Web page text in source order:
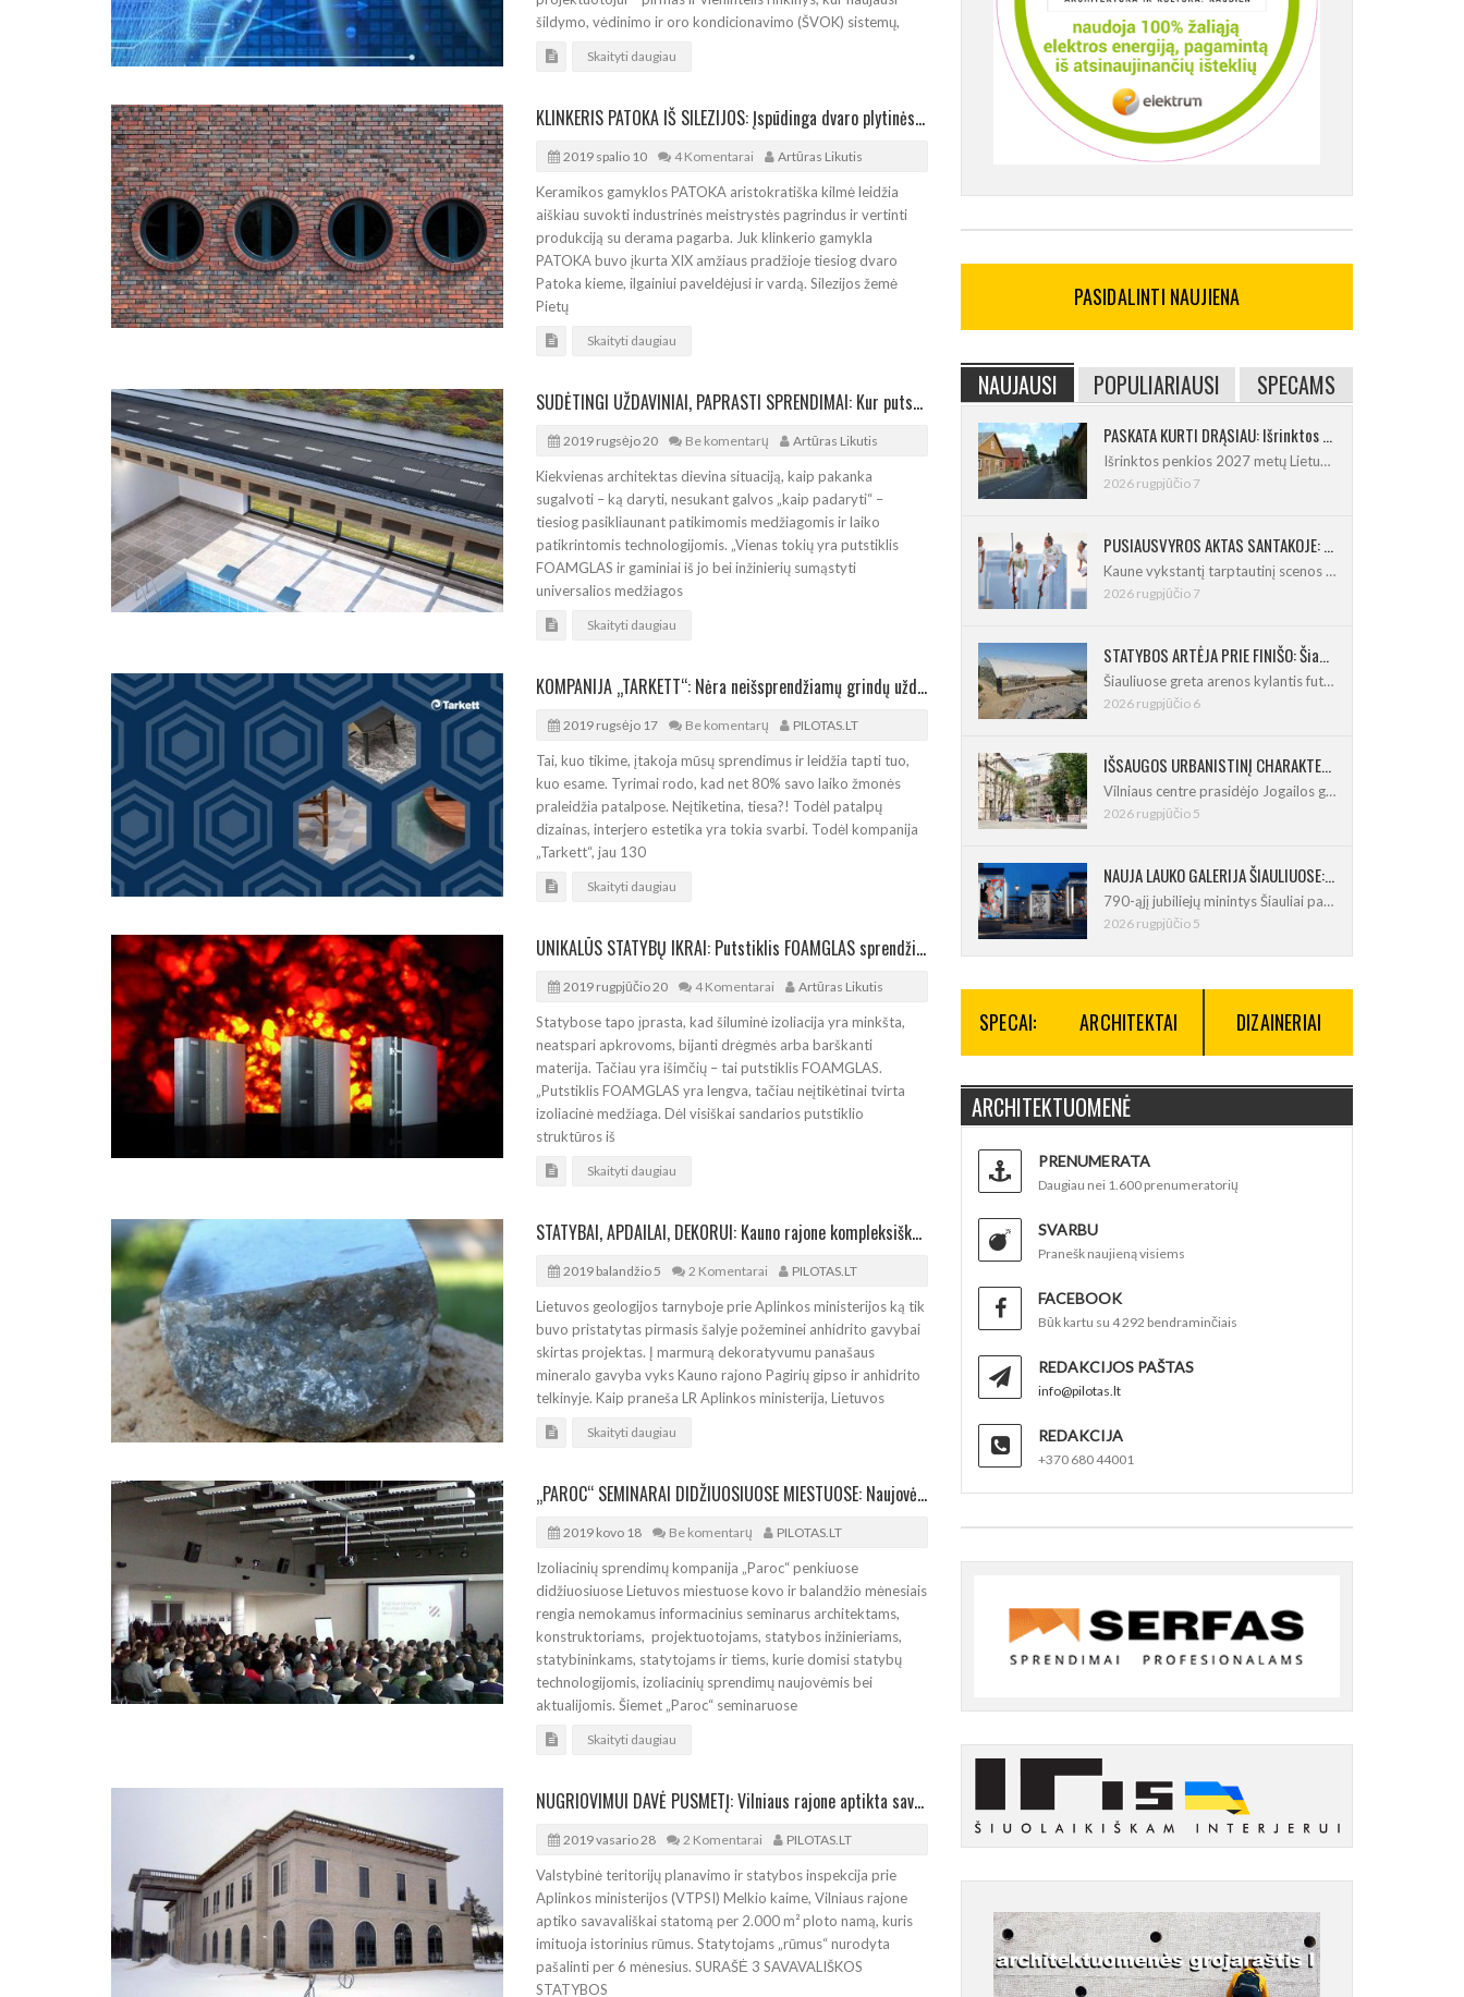
šildymo, vėdinimo ir oro kondicionavimo (ŠVOK) sistemų,
Skaityti daugiau
KLINKERIS PATOKA IŠ SILEZIJOS: Įspūdinga dvaro plytinės istorija
2019 spalio 10 4 Komentarai Artūras Likutis
Keramikos gamyklos PATOKA aristokratiška kilmė leidžia
aiškiau suvokti industrinės meistrystės pagrindus ir vertinti
produkciją su derama pagarba. Juk klinkerio gamykla
PATOKA buvo įkurta XIX amžiaus pradžioje tiesiog dvaro
Patoka kieme, ilgainiui paveldėjusi ir vardą. Silezijos žemė
Pietų
Skaityti daugiau
SUDĖTINGI UŽDAVINIAI, PAPRASTI SPRENDIMAI: Kur putstiklis “Foamglas” nepakeičiamas
2019 rugsėjo 20 Be komentarų Artūras Likutis
Kiekvienas architektas dievina situaciją, kaip pakanka
sugalvoti – ką daryti, nesukant galvos „kaip padaryti“ –
tiesiog pasikliaunant patikimomis medžiagomis ir laiko
patikrintomis technologijomis. „Vienas tokių yra putstiklis
FOAMGLAS ir gaminiai iš jo bei inžinierių sumąstyti
universalios medžiagos
Skaityti daugiau
KOMPANIJA „TARKETT“: Nėra neišsprendžiamų grindų uždavinių
2019 rugsėjo 17 Be komentarų PILOTAS.LT
Tai, kuo tikime, įtakoja mūsų sprendimus ir leidžia tapti tuo,
kuo esame. Tyrimai rodo, kad net 80% savo laiko žmonės
praleidžia patalpose. Neįtiketina, tiesa?! Todėl patalpų
dizainas, interjero estetika yra tokia svarbi. Todėl kompanija
„Tarkett“, jau 130
Skaityti daugiau
UNIKALŪS STATYBŲ IKRAI: Putstiklis FOAMGLAS sprendžia neįtikėtinus uždavinius
2019 rugpjūčio 20 4 Komentarai Artūras Likutis
Statybose tapo įprasta, kad šiluminė izoliacija yra minkšta,
neatspari apkrovoms, bijanti drėgmės arba barškanti
materija. Tačiau yra išimčių – tai putstiklis FOAMGLAS.
„Putstiklis FOAMGLAS yra lengva, tačiau neįtikėtinai tvirta
izoliacinė medžiaga. Dėl visiškai sandarios putstiklio
struktūros iš
Skaityti daugiau
STATYBAI, APDAILAI, DEKORUI: Kauno rajone kompleksiškai išgaus anhidritą
2019 balandžio 5 2 Komentarai PILOTAS.LT
Lietuvos geologijos tarnyboje prie Aplinkos ministerijos ką tik
buvo pristatytas pirmasis šalyje požeminei anhidrito gavybai
skirtas projektas. Į marmurą dekoratyvumu panašaus
mineralo gavyba vyks Kauno rajono Pagirių gipso ir anhidrito
telkinyje. Kaip praneša LR Aplinkos ministerija, Lietuvos
Skaityti daugiau
„PAROC“ SEMINARAI DIDŽIUOSIUOSE MIESTUOSE: Naujovės, tendencijos, sprendimai
2019 kovo 18 Be komentarų PILOTAS.LT
Izoliacinių sprendimų kompanija „Paroc“ penkiuose
didžiuosiuose Lietuvos miestuose kovo ir balandžio mėnesiais
rengia nemokamus informacinius seminarus architektams,
konstruktoriams, projektuotojams, statybos inžinieriams,
statybininkams, statytojams ir tiems, kurie domisi statybų
technologijomis, izoliacinių sprendimų naujovėmis bei
aktualijomis. Šiemet „Paroc“ seminaruose
Skaityti daugiau
NUGRIOVIMUI DAVĖ PUSMETĮ: Vilniaus rajone aptikta savavališka rūmų imitacija
2019 vasario 28 2 Komentarai PILOTAS.LT
Valstybinė teritorijų planavimo ir statybos inspekcija prie
Aplinkos ministerijos (VTPSI) Melkio kaime, Vilniaus rajone
aptiko savavališkai statomą per 2.000 m² ploto namą, kuris
imituoja istorinius rūmus. Statytojams „rūmus“ nurodyta
pašalinti per 6 mėnesius. SURAŠĖ 3 SAVAVALIŠKOS
STATYBOS
PASIDALINTI NAUJIENA
NAUJAUSI POPULIARIAUSI SPECAMS
PASKATA KURTI DRĄSIAU: Išrinktos 2027-ųjų Lietuvos mažosios kultūros sostinės
Išrinktos penkios 2027 metų Lietuvos
2026 rugpjūčio 7
PUSIAUSVYROS AKTAS SANTAKOJE: „ConTempo 2026“ uždarys sudėtingas pasirodymas 8 m aukštyje
Kaune vykstantį tarptautinį scenos menų
2026 rugpjūčio 7
STATYBOS ARTĖJA PRIE FINIŠO: Šiaulių futbolo ir regbio maniežas įgavo kontūrus
Šiauliuose greta arenos kylantis futbolo
2026 rugpjūčio 6
IŠSAUGOS URBANISTINĮ CHARAKTERĮ: Vilniuje pradėtas Jogailos gatvės remontas
Vilniaus centre prasidėjo Jogailos gatvės
2026 rugpjūčio 5
NAUJA LAUKO GALERIJA ŠIAULIUOSE: Pirmoje ekspozicijoje – Eduardo Juchnevičiaus kūryba
790-ąjį jubiliejų minintys Šiauliai pasipildo
2026 rugpjūčio 5
SPECAI: ARCHITEKTAI DIZAINERIAI
ARCHITEKTUOMENĖ
PRENUMERATA
Daugiau nei 1.600 prenumeratorių
SVARBU
Pranešk naujieną visiems
FACEBOOK
Būk kartu su 4 292 bendraminčiais
REDAKCIJOS PAŠTAS
info@pilotas.lt
REDAKCIJA
+370 680 44001